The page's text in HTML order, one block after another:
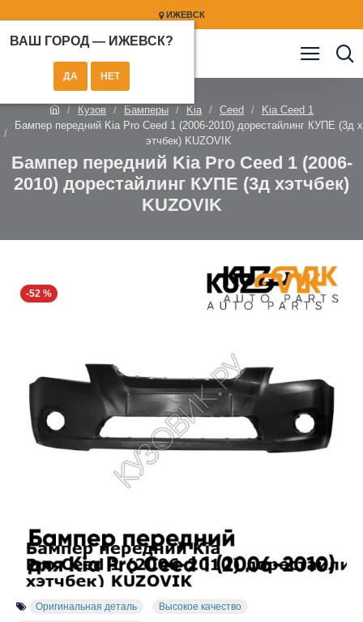
ИЖЕВСК
ВАШ ГОРОД — ИЖЕВСК?
Кузов Бамперы Kia Ceed
Kia Ceed 1
Бампер передний Kia Pro Ceed 1 (2006-2010) дорестайлинг КУПЕ (3д х
этчбек) KUZOVIK
Бампер передний Kia Pro Ceed 1 (2006-
2010) дорестайлинг КУПЕ (3д хэтчбек)
KUZOVIK
-52 %
Оригинальная деталь
Высокое качество